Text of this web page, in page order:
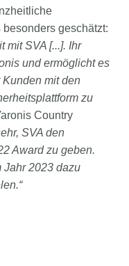
geschätzt:
mit SVA [...]. Ihr
und ermöglicht es
mit den
zu
Country
SVA den
Award zu geben.
Jahr 2023 dazu